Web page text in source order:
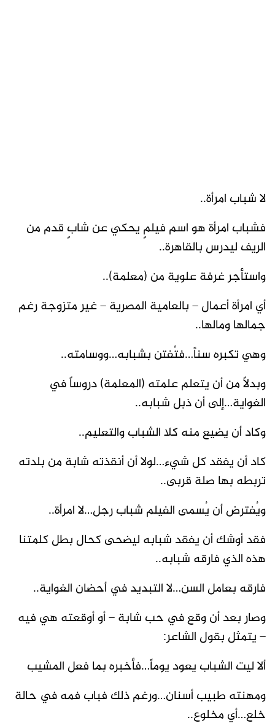
لا شباب امرأة..
فشباب امرأة هو اسم فيلمٍ يحكي عن شابٍ قدم من
الريف ليدرس بالقاهرة..
واستأجر غرفة علوية من (معلمة)..
أي امرأة أعمال – بالعامية المصرية – غير متزوجة رغم
جمالها ومالها..
وهي تكبره سناً…فتُفتن بشبابه…ووسامته..
وبدلاً من أن يتعلم علمته (المعلمة) دروساً في
الغواية…إلى أن ذبل شبابه..
وكاد أن يضيع منه كلا الشباب والتعليم..
كاد أن يفقد كل شيء…لولا أن أنقذته شابة من بلدته
تربطه بها صلة قربى..
ويُفترض أن يُسمى الفيلم شباب رجل…لا امرأة..
فقد أوشك أن يفقد شبابه ليضحى كحال بطل كلمتنا
هذه الذي فارقه شبابه..
فارقه بعامل السن…لا التبديد في أحضان الغواية..
وصار بعد أن وقع في حب شابة – أو أوقعته هي فيه
– يتمثل بقول الشاعر:
ألا ليت الشباب يعود يوماً…فأخبره بما فعل المشيب
ومهنته طبيب أسنان…ورغم ذلك فباب فمه في حالة
خلع…أي مخلوع..